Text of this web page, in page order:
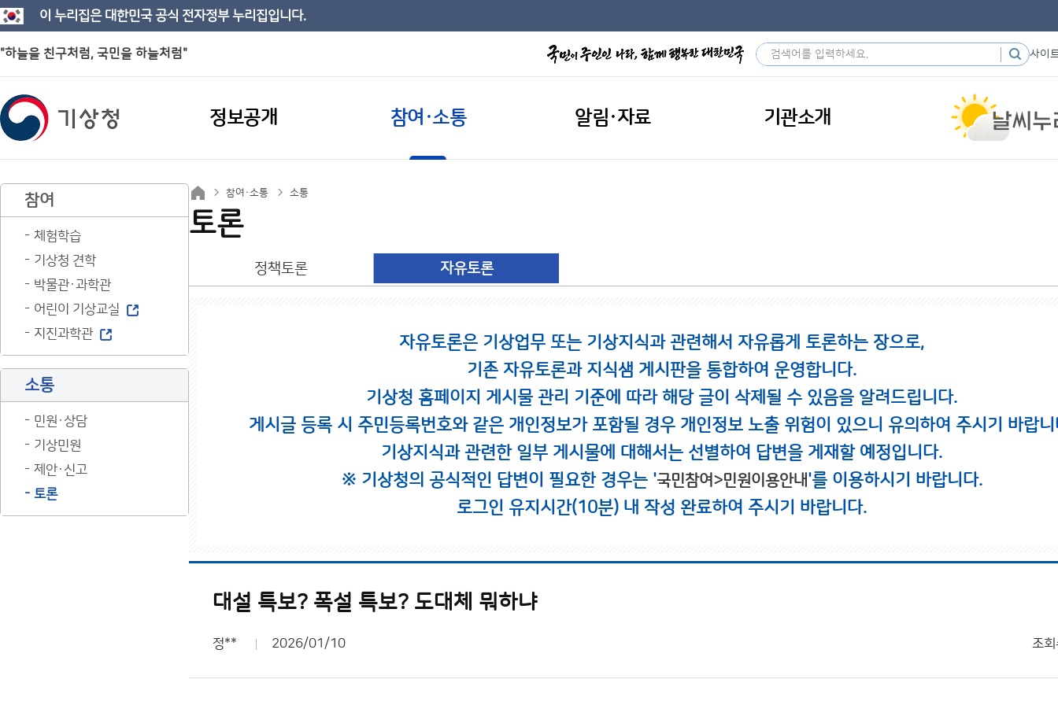
이 누리집은 대한민국 공식 전자정부 누리집입니다.
"하늘을 친구처럼, 국민을 하늘처럼" 사이
정보공개 참여·소통 알림·자료 기관소개
참여
체험학습
기상청 견학
박물관·과학관
어린이 기상교실
지진과학관
소통
민원·상담
기상민원
제안·신고
토론
참여·소통 소통
토론
정책토론 자유토론
자유토론은 기상업무 또는 기상지식과 관련해서 자유롭게 토론하는 장으로,
기존 자유토론과 지식샘 게시판을 통합하여 운영합니다.
기상청 홈페이지 게시물 관리 기준에 따라 해당 글이 삭제될 수 있음을 알려드립니다.
게시글 등록 시 주민등록번호와 같은 개인정보가 포함될 경우 개인정보 노출 위험이 있으니 유의하여 주시기 바랍니
기상지식과 관련한 일부 게시물에 대해서는 선별하여 답변을 게재할 예정입니다.
※ 기상청의 공식적인 답변이 필요한 경우는 '국민참여>민원이용안내'를 이용하시기 바랍니다.
로그인 유지시간(10분) 내 작성 완료하여 주시기 바랍니다.
대설 특보? 폭설 특보? 도대체 뭐하냐
정** 2026/01/10 조회